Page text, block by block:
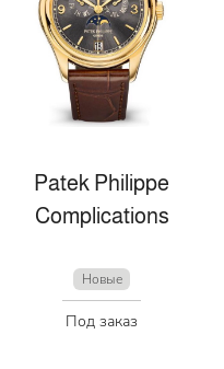
Patek Philippe
Complications
Новые
Под заказ